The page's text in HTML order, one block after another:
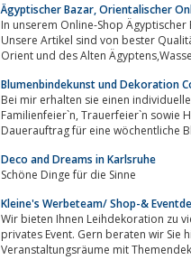
Ägyptischer Bazar, Orientalischer
In unserem Online-Shop
Unsere Artikel sind von bester Qualität und niedrigstem Preis. Sie
Blumenbindekunst und Dekoration
Bei mir erhalten sie einen
Familienfeier`n, Trauerfeier`n sowie Hotel- und Gaststättendekorationen. Selbstverständlich können Sie bei mir auch einen
Dauerauftrag für eine wöchentliche
Deco and Dreams in Karlsruhe
Schöne Dinge für die Sinne
Kleine's Werbeteam/ Shop-&
Wir bieten Ihnen Leihdekoration zu vielen Themen. Ob zum
privates Event. Gern beraten wir Sie